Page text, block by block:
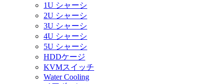
1U シャーシ
2U シャーシ
3U シャーシ
4U シャーシ
5U シャーシ
HDDケージ
KVMスイッチ
Water Cooling